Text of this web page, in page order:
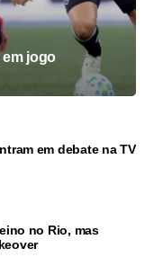
em jogo
em debate na TV
no Rio, mas